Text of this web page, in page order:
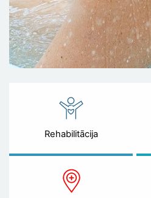
Rehabilitācija